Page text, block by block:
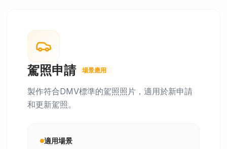
駕照申請 場景應用
製作符合DMV標準的駕照照片，適用於新申請
和更新駕照。
適用場景